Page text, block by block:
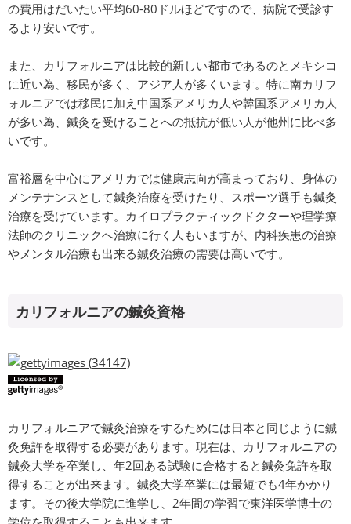
の費用はだいたい平均60-80ドルほどですので、病院で受診す
るより安いです。
また、カリフォルニアは比較的新しい都市であるのとメキシコ
に近い為、移民が多く、アジア人が多くいます。特に南カリフ
ォルニアでは移民に加え中国系アメリカ人や韓国系アメリカ人
が多い為、鍼灸を受けることへの抵抗が低い人が他州に比べ多
いです。
富裕層を中心にアメリカでは健康志向が高まっており、身体の
メンテナンスとして鍼灸治療を受けたり、スポーツ選手も鍼灸
治療を受けています。カイロプラクティックドクターや理学療
法師のクリニックへ治療に行く人もいますが、内科疾患の治療
やメンタル治療も出来る鍼灸治療の需要は高いです。
カリフォルニアの鍼灸資格
カリフォルニアで鍼灸治療をするためには日本と同じように鍼
灸免許を取得する必要があります。現在は、カリフォルニアの
鍼灸大学を卒業し、年2回ある試験に合格すると鍼灸免許を取
得することが出来ます。鍼灸大学卒業には最短でも4年かかり
ます。その後大学院に進学し、2年間の学習で東洋医学博士の